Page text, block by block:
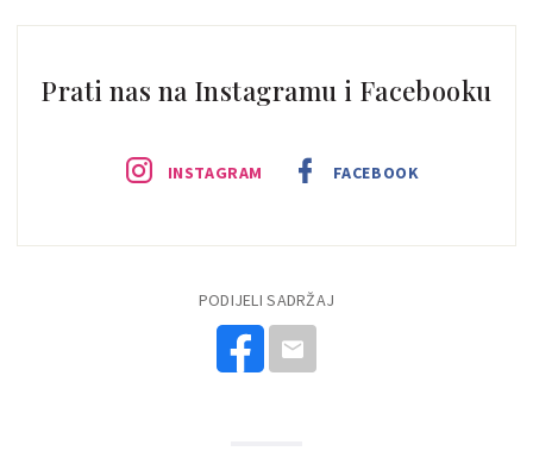
Prati nas na Instagramu i Facebooku
INSTAGRAM FACEBOOK
PODIJELI SADRŽAJ